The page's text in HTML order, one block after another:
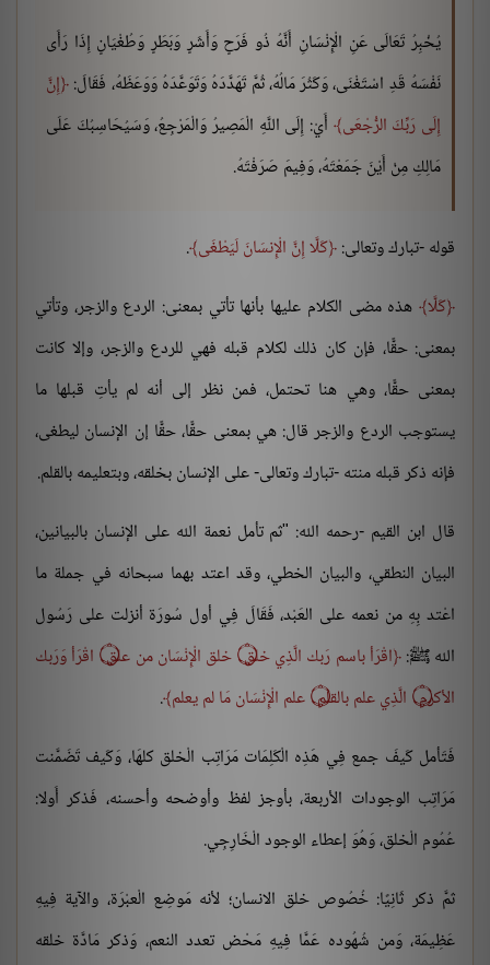
يُخْبِرُ تَعَالَى عَنِ الْإِنْسَانِ أَنَّهُ ذُو فَرَحٍ وَأَشَرٍ وَبَطَرٍ وَطُغْيَانٍ إِذَا رَأَى
نَفْسَهُ قَدِ اسْتَغْنَى، وَكَثُرَ مَالُهُ، ثُمَّ تَهَدَّدَهُ وَتَوَعَّدَهُ وَوَعَظَهُ، فَقَالَ: إِنَّ
إِلَى رَبِّكَ الرُّجْعَى أَيْ: إِلَى اللَّهِ الْمَصِيرُ وَالْمَرْجِعُ، وَسَيُحَاسِبُكَ عَلَى
مَالِكِ مِنْ أَيْنَ جَمَعْتَهُ، وَفِيمَ صَرَفْتَهُ.
قوله -تبارك وتعالى: كَلَّا إِنَّ الْإِنسَانَ لَيَطْغَى .
كَلَّا هذه مضى الكلام عليها بأنها تأتي بمعنى: الردع والزجر، وتأتي
بمعنى: حقًّا، فإن كان ذلك لكلام قبله فهي للردع والزجر، وإلا كانت
بمعنى حقًّا، وهي هنا تحتمل، فمن نظر إلى أنه لم يأتِ قبلها ما
يستوجب الردع والزجر قال: هي بمعنى حقًّا، حقًّا إن الإنسان ليطغى،
فإنه ذكر قبله منته -تبارك وتعالى- على الإنسان بخلقه، وبتعليمه بالقلم.
قال ابن القيم -رحمه الله: "ثم تأمل نعمة الله على الإنسان بالبيانين،
البيان النطقي، والبيان الخطي، وقد اعتد بهما سبحانه في جملة ما
اعْتد بِهِ من نعمه على العَبْد، فَقَالَ فِي أول سُورَة أنزلت على رَسُول
الله ﷺ:
اقْرَأ باسم رَبك الَّذِي خلق ۝ خلق الْإِنْسَان من علق ۝ اقْرَأ وَرَبك
الأكرم ۝ الَّذِي علم بالقلم ۝ علم الْإِنْسَان مَا لم يعلم
.
فَتَأمل كَيفَ جمع فِي هَذِه الْكَلِمَات مَرَاتِب الْخلق كلهَا، وَكَيف تَضَمَّنت
مَرَاتِب الوجودات الأربعة، بأوجز لفظ وأوضحه وأحسنه، فَذكر أَولا:
عُمُوم الْخلق، وَهُوَ إعطاء الوجود الْخَارِجِي.
ثمَّ ذكر ثَانِيًا: خُصُوص خلق الانسان؛ لأنه مَوضِع الْعبْرَة، والآية فِيهِ
عَظِيمَة، وَمن شُهُوده عَمَّا فِيهِ مَحْض تعدد النعم، وَذكر مَادَّة خلقه